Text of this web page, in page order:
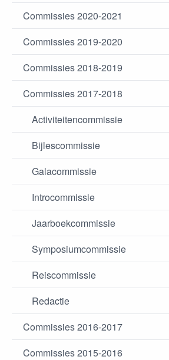
Commissies 2020-2021
Commissies 2019-2020
Commissies 2018-2019
Commissies 2017-2018
Activiteitencommissie
Bijlescommissie
Galacommissie
Introcommissie
Jaarboekcommissie
Symposiumcommissie
Reiscommissie
Redactie
Commissies 2016-2017
Commissies 2015-2016